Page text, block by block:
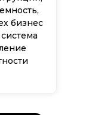
бизнес